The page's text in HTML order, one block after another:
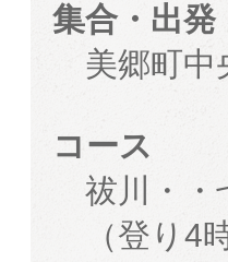
集合・出発
美郷町中
コース
祓川・・
（登り4